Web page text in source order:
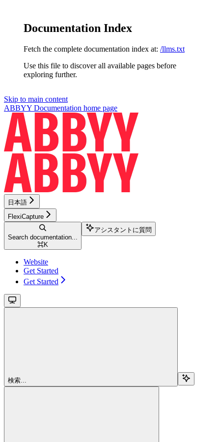
Documentation Index
Fetch the complete documentation index at: /llms.txt
Use this file to discover all available pages before
exploring further.
Skip to main content
ABBYY Documentation home page
日本語
FlexiCapture
Search documentation...
⌘K
アシスタントに質問
Website
Get Started
Get Started
検索...